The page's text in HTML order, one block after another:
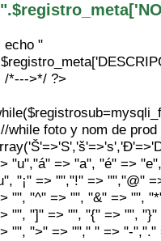
echo "
/*--->*/ ?>
while foto y nom de
"u","á" => "a", "é" =>
"¡" => "","!" => "","@"
"", "^" => "", "&" => "",
"", "]" => "", "{" => "",
"", ">" => ""," " => "-","."